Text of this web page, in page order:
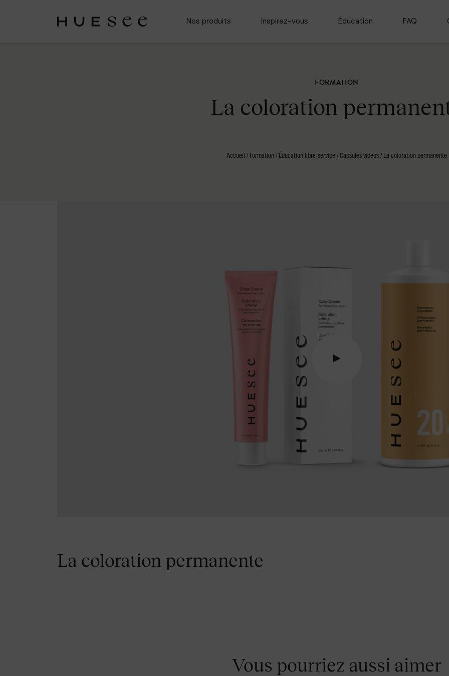
Nos produits Inspirez-vous Éducation FAQ
FORMATION
La coloration
Accueil /Formation/Éducation libre-service /Capsules vidéos/La coloration permanente
La coloration permanente
Vous pourriez aussi aimer